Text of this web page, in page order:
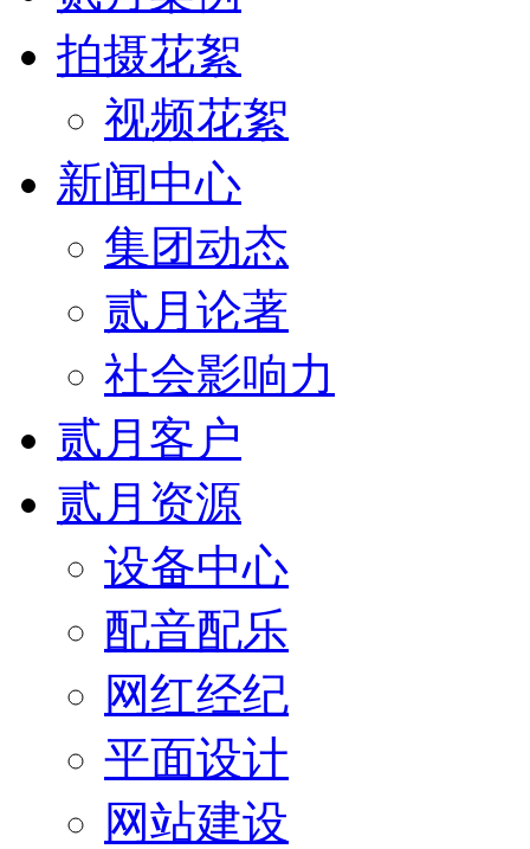
拍摄花絮
视频花絮
新闻中心
集团动态
贰月论著
社会影响力
贰月客户
贰月资源
设备中心
配音配乐
网红经纪
平面设计
网站建设